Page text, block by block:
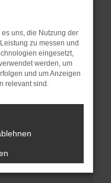
Stand
nur ein
auch dazu
nicht mehr
Schritte versucht
werden
Du kannst
uns bei der
uns, die Nutzung der
zu messen und
eingesetzt,
werden, um
und um Anzeigen
relevant sind.